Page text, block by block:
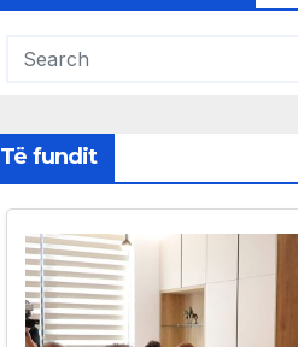
Të fundit